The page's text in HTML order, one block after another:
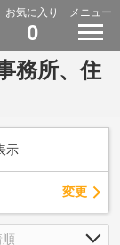
お気に入り
0
メニュー
務所、住
示
変更